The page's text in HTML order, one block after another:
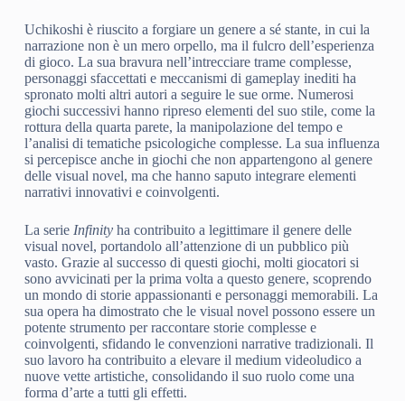
Uchikoshi è riuscito a forgiare un genere a sé stante, in cui la
narrazione non è un mero orpello, ma il fulcro dell’esperienza
di gioco. La sua bravura nell’intrecciare trame complesse,
personaggi sfaccettati e meccanismi di gameplay inediti ha
spronato molti altri autori a seguire le sue orme. Numerosi
giochi successivi hanno ripreso elementi del suo stile, come la
rottura della quarta parete, la manipolazione del tempo e
l’analisi di tematiche psicologiche complesse. La sua influenza
si percepisce anche in giochi che non appartengono al genere
delle visual novel, ma che hanno saputo integrare elementi
narrativi innovativi e coinvolgenti.
La serie Infinityha contribuito a legittimare il genere delle
visual novel, portandolo all’attenzione di un pubblico più
vasto. Grazie al successo di questi giochi, molti giocatori si
sono avvicinati per la prima volta a questo genere, scoprendo
un mondo di storie appassionanti e personaggi memorabili. La
sua opera ha dimostrato che le visual novel possono essere un
potente strumento per raccontare storie complesse e
coinvolgenti, sfidando le convenzioni narrative tradizionali. Il
suo lavoro ha contribuito a elevare il medium videoludico a
nuove vette artistiche, consolidando il suo ruolo come una
forma d’arte a tutti gli effetti.